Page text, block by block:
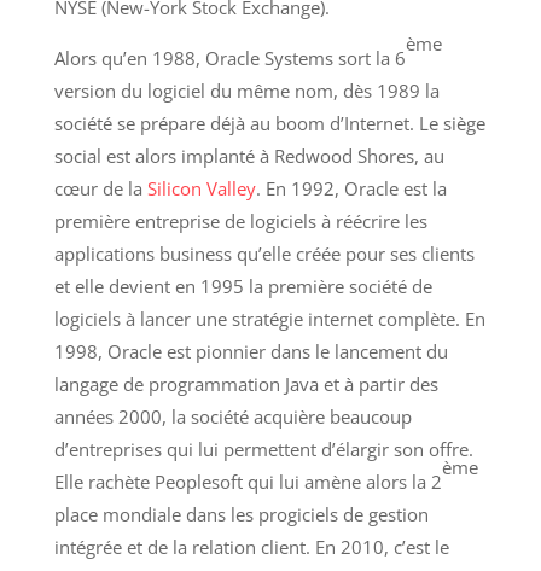
NYSE (New-York Stock Exchange).
Alors qu’en 1988, Oracle Systems sort la 6
ème
version du logiciel du même nom, dès 1989 la
société se prépare déjà au boom d’Internet. Le siège
social est alors implanté à Redwood Shores, au
cœur de la Silicon Valley. En 1992, Oracle est la
première entreprise de logiciels à réécrire les
applications business qu’elle créée pour ses clients
et elle devient en 1995 la première société de
logiciels à lancer une stratégie internet complète. En
1998, Oracle est pionnier dans le lancement du
langage de programmation Java et à partir des
années 2000, la société acquière beaucoup
d’entreprises qui lui permettent d’élargir son offre.
Elle rachète Peoplesoft qui lui amène alors la 2
ème
place mondiale dans les progiciels de gestion
intégrée et de la relation client. En 2010, c’est le